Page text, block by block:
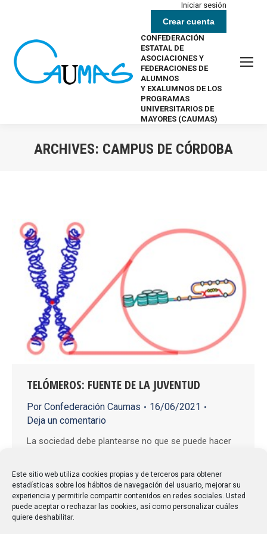
Este sitio web utiliza cookies propias y de terceros para obtener
estadísticas sobre los hábitos de navegación del usuario, mejorar su
experiencia y permitirle compartir contenidos en redes sociales. Usted
puede aceptar o rechazar las cookies, así como personalizar cuáles
quiere deshabilitar.
Iniciar sesión
Crear cuenta
CONFEDERACIÓN
ESTATAL DE
ASOCIACIONES Y
FEDERACIONES DE
ALUMNOS
Y EXALUMNOS DE LOS
PROGRAMAS
UNIVERSITARIOS DE
MAYORES (CAUMAS)
ARCHIVES: CAMPUS DE CÓRDOBA
TELÓMEROS: FUENTE DE LA JUVENTUD
Por Confederación Caumas
16/06/2021
Deja un comentario
La sociedad debe plantearse no que se puede hacer
personas mayores para la sociedad, aprovechando
así, a través de la educación, el capital que aportan.
Una de las premisas básicas de la educación
permanente es pasar de una educación “para la vida”